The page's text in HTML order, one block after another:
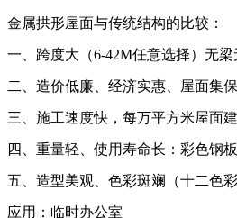
金属拱形屋面与传统结构的比较：
一、跨度大（6-42M任意选择）无
二、造价低廉、经济实惠、屋面集
三、施工速度快，每万平方米屋面
四、重量轻、使用寿命长：彩色钢
五、造型美观、色彩斑斓（十二色
应用：临时办公室